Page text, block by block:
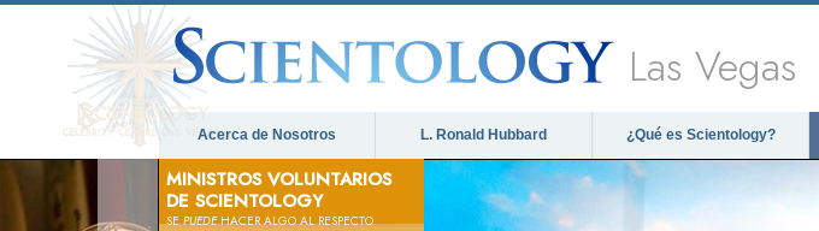
Las Vegas
Acerca de Nosotros L. Ronald Hubbard ¿Qué es Scientology?
MINISTROS VOLUNTARIOS
DE SCIENTOLOGY
SEPUEDEHACER ALGO AL RESPECTO